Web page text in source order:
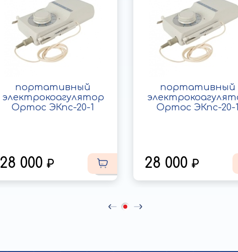
портативный
электрокоагулятор
Ортос ЭКпс-20-1
28 000
портативный
Ортос ЭКпс-20-
28 000